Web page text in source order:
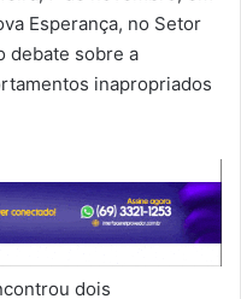
Esperança, no Setor
debate sobre a
inapropriados
dois